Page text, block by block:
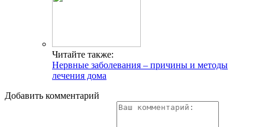
Читайте также:
Нервные заболевания – причины и методы
лечения дома
Добавить комментарий